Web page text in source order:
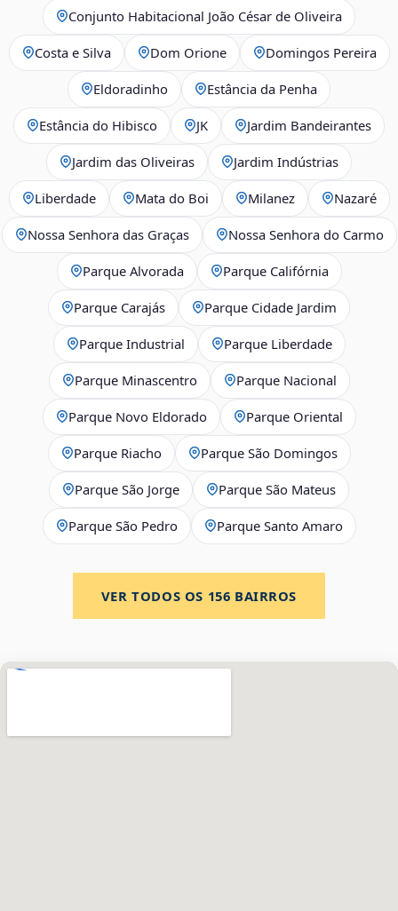
Conjunto Habitacional João César de Oliveira
Costa e Silva Dom Orione Domingos Pereira
Eldoradinho Estância da Penha
Estância do Hibisco JK Jardim Bandeirantes
Jardim das Oliveiras Jardim Indústrias
Liberdade Mata do Boi Milanez Nazaré
Nossa Senhora das Graças Nossa Senhora do Carmo
Parque Alvorada Parque Califórnia
Parque Carajás Parque Cidade Jardim
Parque Industrial Parque Liberdade
Parque Minascentro Parque Nacional
Parque Novo Eldorado Parque Oriental
Parque Riacho Parque São Domingos
Parque São Jorge Parque São Mateus
Parque São Pedro Parque Santo Amaro
VER TODOS OS 156 BAIRROS